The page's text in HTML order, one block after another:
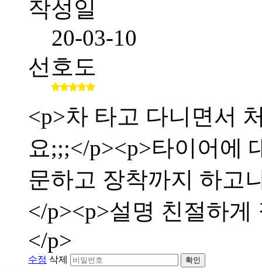
작성일
20-03-10
선호도
<p>차 타고 다니면서
요;;;</p><p>타이어에
문하고 장착까지 하고
</p><p>설명 친절하
</p>
수정 삭제 확인